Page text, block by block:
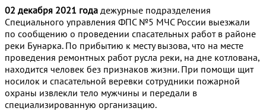
02 декабря 2021 года дежурные подразделения
Специального управления ФПС №5 МЧС России выезжали
по сообщению о проведении спасательных работ в районе
реки Бунарка. По прибытию к месту вызова, что на месте
проведения ремонтных работ русла реки, на дне котлована,
находится человек без признаков жизни. При помощи щит
носилок и спасательной веревки сотрудники пожарной
охраны извлекли тело мужчины и передали в
специализированную организацию.